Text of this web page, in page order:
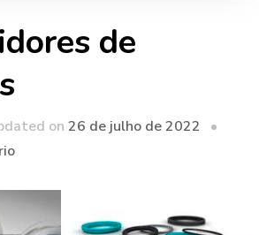
de
on26 de julho de 2022
em
de
vedações